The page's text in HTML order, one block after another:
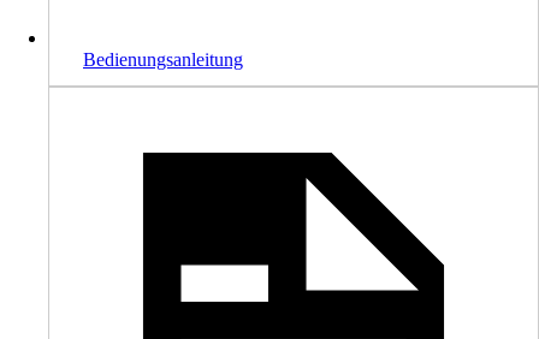
Bedienungsanleitung